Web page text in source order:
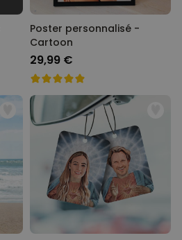
Poster personnalisé -
Cartoon
29,99 €